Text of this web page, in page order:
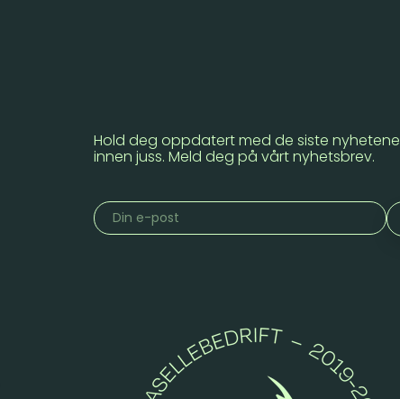
Hold deg oppdatert med de siste nyhetene
innen juss. Meld deg på vårt nyhetsbrev.